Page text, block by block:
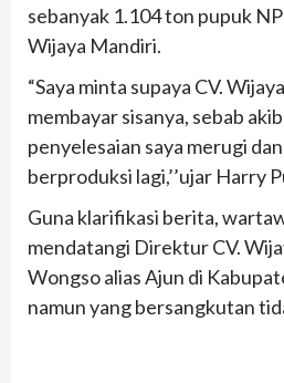
sebanyak 1.104 ton pupuk
Wijaya Mandiri.
“Saya minta supaya CV.
membayar sisanya, sebab
penyelesaian saya merugi
berproduksi lagi,’’ujar Harry
Guna klarifikasi berita,
mendatangi Direktur CV.
Wongso alias Ajun di
namun yang bersangkutan